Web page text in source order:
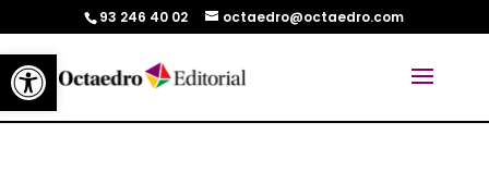
Abrir barra de herramientas
93 246 40 02 octaedro@octaedro.com